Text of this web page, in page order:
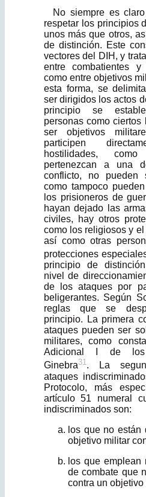
No siempre es
respetar los principios
unos más que otros,
de distinción. Este
vectores del DIH, y
entre combatientes y
como entre objetivos
esta forma, se
ser dirigidos los actos
principio se
personas como ciertos
ser objetivos
participen
hostilidades,
pertenezcan a una
conflicto, no pueden
como tampoco
los prisioneros de
hayan dejado las
civiles, hay otros
como los religiosos y
así como otras
protecciones
principio de
nivel de
de los ataques por
beligerantes. Según
reglas que se
principio. La primera
ataques pueden ser
militares, como
Adicional I de los
Ginebra31. La
ataques
Protocolo, más
artículo 51 numeral
indiscriminados son:
los que no están
objetivo militar
los que emplean
de combate que
con­tra un